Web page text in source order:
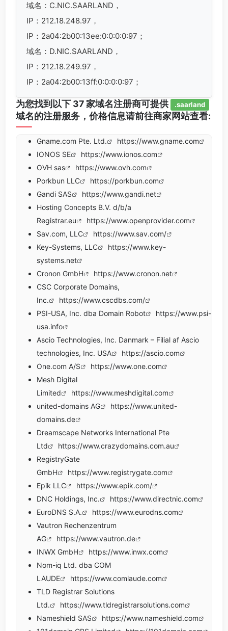
域名：C.NIC.SAARLAND，
IP：212.18.248.97，
IP：2a04:2b00:13ee:0:0:0:0:97；
域名：D.NIC.SAARLAND，
IP：212.18.249.97，
IP：2a04:2b00:13ff:0:0:0:0:97；
为您找到以下 37 家域名注册商可提供 .saarland
域名的注册服务，价格信息请前往商家网站查看:
Gname.com Pte. Ltd.
https://www.gname.com
IONOS SE
https://www.ionos.com
OVH sas
https://www.ovh.com
Porkbun LLC
https://porkbun.com
Gandi SAS
https://www.gandi.net
Hosting Concepts B.V. d/b/a
Registrar.eu
https://www.openprovider.com
Sav.com, LLC
https://www.sav.com/
Key-Systems, LLC
https://www.key-
systems.net
Cronon GmbH
https://www.cronon.net
CSC Corporate Domains,
Inc.
https://www.cscdbs.com/
PSI-USA, Inc. dba Domain Robot
https://www.psi-
usa.info
Ascio Technologies, Inc. Danmark – Filial af Ascio
technologies, Inc. USA
https://ascio.com
One.com A/S
https://www.one.com
Mesh Digital
Limited
https://www.meshdigital.com
united-domains AG
https://www.united-
domains.de
Dreamscape Networks International Pte
Ltd
https://www.crazydomains.com.au
RegistryGate
GmbH
https://www.registrygate.com
Epik LLC
https://www.epik.com/
DNC Holdings, Inc.
https://www.directnic.com
EuroDNS S.A.
https://www.eurodns.com
Vautron Rechenzentrum
AG
https://www.vautron.de
INWX GmbH
https://www.inwx.com
Nom-iq Ltd. dba COM
LAUDE
https://www.comlaude.com
TLD Registrar Solutions
Ltd.
https://www.tldregistrarsolutions.com
Nameshield SAS
https://www.nameshield.com